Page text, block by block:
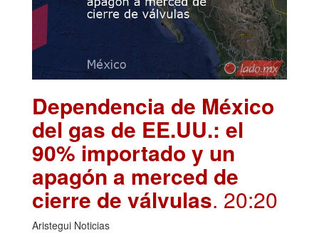
Dependencia de México
del gas de EE.UU.: el
90% importado y un
apagón a merced de
cierre de válvulas. 20:20
Aristegui Noticias